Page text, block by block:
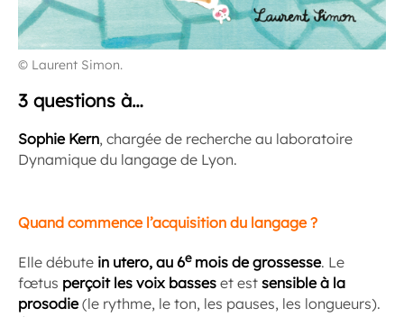
© Laurent Simon.
3 questions à…
Sophie Kern, chargée de recherche au laboratoire
Dynamique du langage de Lyon.
Quand commence l’acquisition du langage ?
Elle débute in utero, au 6emois de grossesse. Le
fœtus perçoit les voix basses et est sensible à la
prosodie(le rythme, le ton, les pauses, les longueurs).